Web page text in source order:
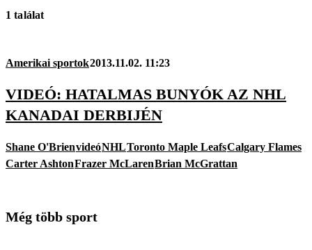
1 találat
Amerikai sportok2013.11.02. 11:23
VIDEÓ: HATALMAS BUNYÓK AZ NHL
KANADAI DERBIJÉN
Shane O'BrienvideóNHLToronto Maple LeafsCalgary Flames
Carter AshtonFrazer McLarenBrian McGrattan
Még több sport